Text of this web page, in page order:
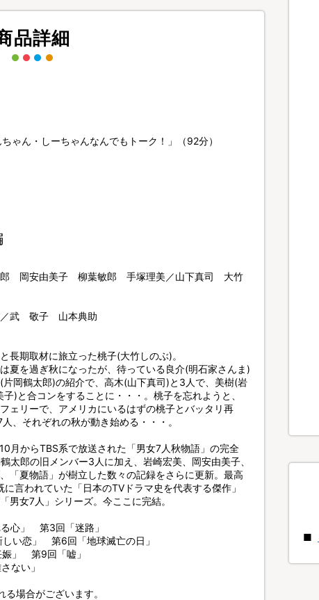
品詳細
ん・しーちゃんなんでもトーク！」（92分）
岡安由美子 柳葉敏郎 手塚理美／山下真司 大竹
／武 敬子 山本典助
長期取材に旅立った桃子(大竹しのぶ)。
夏を過ぎ秋になったが、待っている良介(明石家さんま)
岡鶴太郎)の紹介で、高木(山下真司)と3人で、美樹(岩
)と合コンをすることに・・・。桃子を忘れようと、
ェリーで、アメリカにいるはずの桃子とバッタリ再
、それぞれの秋が動き始める・・・。
月からTBS系で放送された「男女7人秋物語」の完全
太郎の旧メンバー3人に加え、岩崎宏美、岡安由美子、
「夏物語」が樹立した数々の記録をさらに更新。最高
言われていた「日本のTVドラマ史を代表する傑作」
男女7人」シリーズ。今ここに完結。
心」 第3回「迷路」
い恋」 第6回「地球滅亡の日」
」 第9回「嘘」
ない」
場合がございます。